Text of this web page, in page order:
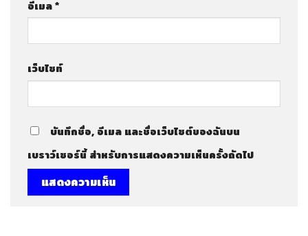
อีเมล*
เว็บไซท์
บันทึกชื่อ, อีเมล และชื่อเว็บไซต์ของฉันบน
เบราว์เซอร์นี้ สำหรับการแสดงความเห็นครั้งถัดไป